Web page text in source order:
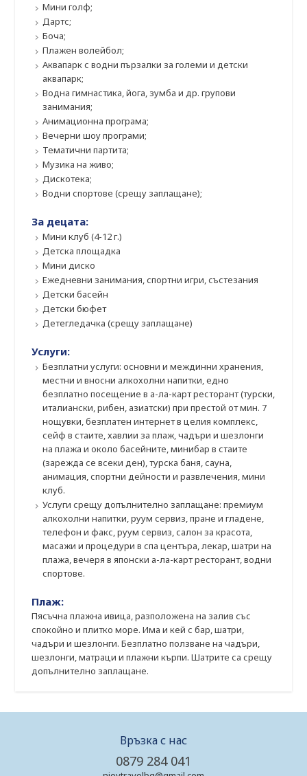
Мини голф;
Дартс;
Боча;
Плажен волейбол;
Аквапарк с водни пързалки за големи и детски
аквапарк;
Водна гимнастика, йога, зумба и др. групови
занимания;
Анимационна програма;
Вечерни шоу програми;
Тематични партита;
Музика на живо;
Дискотека;
Водни спортове (срещу заплащане);
За децата:
Мини клуб (4-12 г.)
Детска площадка
Мини диско
Ежедневни занимания, спортни игри, състезания
Детски басейн
Детски бюфет
Детегледачка (срещу заплащане)
Услуги:
Безплатни услуги: основни и междинни хранения,
местни и вносни алкохолни напитки, едно
безплатно посещение в а-ла-карт ресторант (турски,
италиански, рибен, азиатски) при престой от мин. 7
нощувки, безплатен интернет в целия комплекс,
сейф в стаите, хавлии за плаж, чадъри и шезлонги
на плажа и около басейните, минибар в стаите
(зарежда се всеки ден), турска баня, сауна,
анимация, спортни дейности и развлечения, мини
клуб.
Услуги срещу допълнително заплащане: премиум
алкохолни напитки, руум сервиз, пране и гладене,
телефон и факс, руум сервиз, салон за красота,
масажи и процедури в спа центъра, лекар, шатри на
плажа, вечеря в японски а-ла-карт ресторант, водни
спортове.
Плаж:
Пясъчна плажна ивица, разположена на залив със
спокойно и плитко море. Има и кей с бар, шатри,
чадъри и шезлонги. Безплатно ползване на чадъри,
шезлонги, матраци и плажни кърпи. Шатрите са срещу
допълнително заплащане.
Връзка с нас
0879 284 041